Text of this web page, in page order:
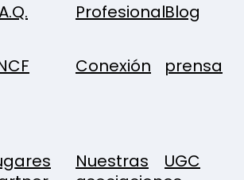
ProfesionalBlog
Conexión prensa
Nuestras
UGC